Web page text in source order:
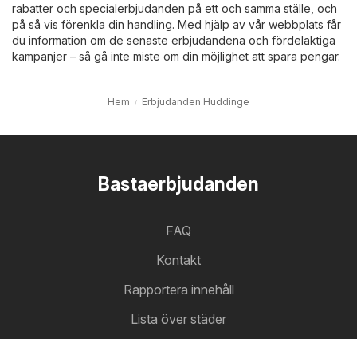
rabatter och specialerbjudanden på ett och samma ställe, och
på så vis förenkla din handling. Med hjälp av vår webbplats får
du information om de senaste erbjudandena och fördelaktiga
kampanjer – så gå inte miste om din möjlighet att spara pengar.
Hem Erbjudanden Huddinge
Bastaerbjudanden
FAQ
Kontakt
Rapportera innehåll
Lista över städer